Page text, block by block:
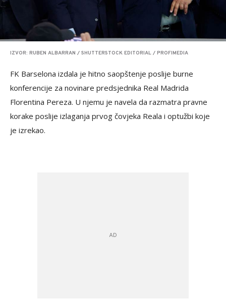
IZVOR: RUBEN ALBARRAN / SHUTTERSTOCK EDITORIAL / PROFIMEDIA
FK Barselona izdala je hitno saopštenje poslije burne
konferencije za novinare predsjednika Real Madrida
Florentina Pereza. U njemu je navela da razmatra pravne
korake poslije izlaganja prvog čovjeka Reala i optužbi koje
je izrekao.